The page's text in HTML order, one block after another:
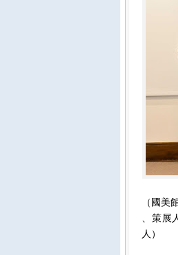
（國美
、策
人）